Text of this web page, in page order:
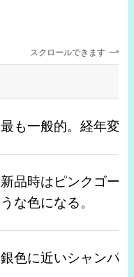
スクロールできます
最も一般的。経年変
新品時はピンクゴー
うな色になる。
銀色に近いシャンパ